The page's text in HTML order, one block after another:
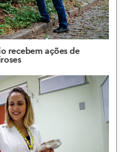
recebem ações de